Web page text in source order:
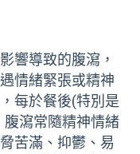
響導致的腹瀉，
情緒緊張或精神
每於餐後(特別是
瀉常隨精神情緒
苦滿、抑鬱、易